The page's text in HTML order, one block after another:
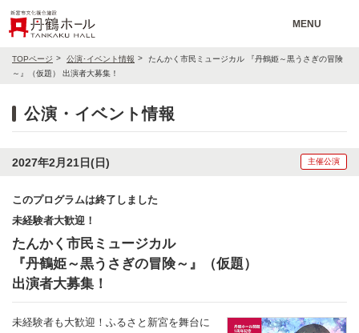
MENU
TOPページ 公演･イベント情報
たんかく市民ミュージカル 『丹鶴姫～黒うさぎの冒険
～』（仮題） 出演者大募集！
公演・イベント情報
2027年2月21日(日) 主催公演
このプログラムは終了しました
未経験者大歓迎！
たんかく市民ミュージカル
『丹鶴姫～黒うさぎの冒険～』（仮題）
出演者大募集！
未経験者も大歓迎！ふるさと新宮を舞台に